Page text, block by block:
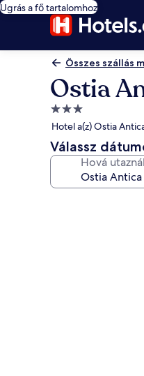
Ugrás a fő tartalomhoz
Összes szállás
Ostia
3.0
csillagos
szálláshely
Hotel a(z) Ostia
Válassz
Hová